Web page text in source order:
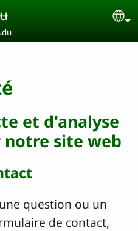
et d'analyse
notre site web
question ou un
de contact,